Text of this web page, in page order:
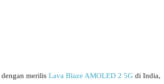
dengan merilis Lava Blaze AMOLED 2 5G di India,